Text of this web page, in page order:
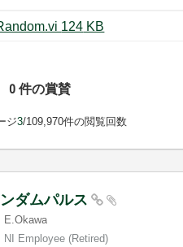
Random.vi ‏124 KB
0件の賞賛
ジ3/109,970件の閲覧回数
ンダムパルス
E.Okawa
NI Employee (retired)